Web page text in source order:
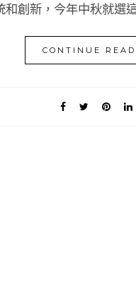
和創新，今年中秋就選
CONTINUE